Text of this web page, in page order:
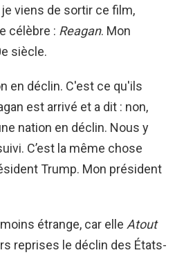
viens de sortir ce film,
célèbre : Reagan. Mon
siècle.
en déclin. C'est ce qu'ils
est arrivé et a dit : non,
nation en déclin. Nous y
C’est la même chose
Trump. Mon président
étrange, car elle Atout
reprises le déclin des États-